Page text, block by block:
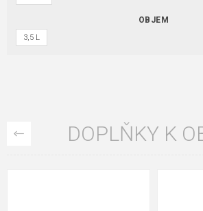
OBJEM
3,5 L
DOPLŇKY K